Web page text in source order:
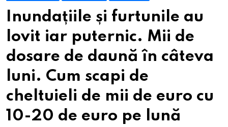
Inundațiile și furtunile au
lovit iar puternic. Mii de
dosare de daună în câteva
luni. Cum scapi de
cheltuieli de mii de euro cu
10-20 de euro pe lună